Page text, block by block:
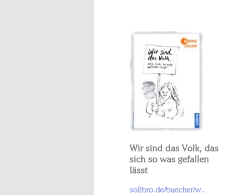
Wir sind das Volk, das
sich so was gefallen
lässt
solibro.de/buecher/w..